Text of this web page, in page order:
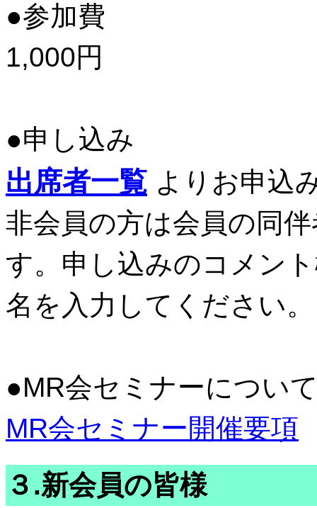
●参加費
1,000円
●申し込み
出席者一覧 よりお申込
非会員の方は会員の同
す。申し込みのコメン
名を入力してください。
●MR会セミナーについ
MR会セミナー開催要項
３.新会員の皆様